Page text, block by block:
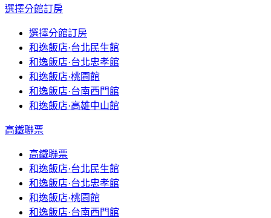
選擇分館訂房
選擇分館訂房
和逸飯店·台北民生館
和逸飯店·台北忠孝館
和逸飯店·桃園館
和逸飯店·台南西門館
和逸飯店·高雄中山館
高鐵聯票
高鐵聯票
和逸飯店·台北民生館
和逸飯店·台北忠孝館
和逸飯店·桃園館
和逸飯店·台南西門館